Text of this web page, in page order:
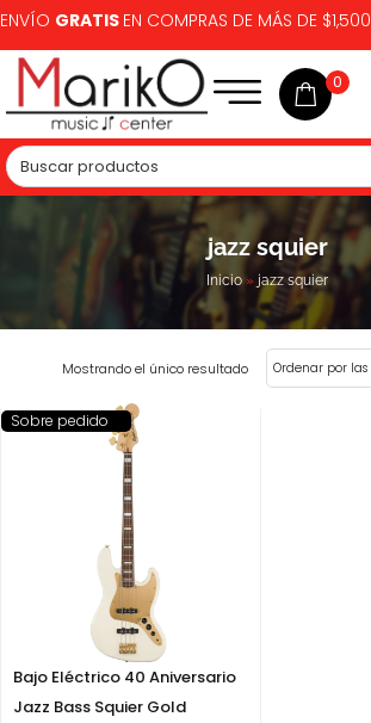
ENVÍO GRATIS EN COMPRAS DE MÁS DE $1,500
0
jazz squier
Inicio » jazz squier
Mostrando el único resultado
Sobre pedido
Bajo Eléctrico 40 Aniversario
Jazz Bass Squier Gold